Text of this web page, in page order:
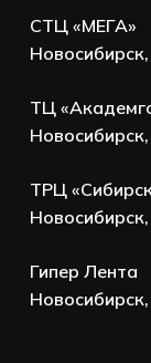
СТЦ «МЕГА»
ТЦ
ТРЦ
Гипер Лента